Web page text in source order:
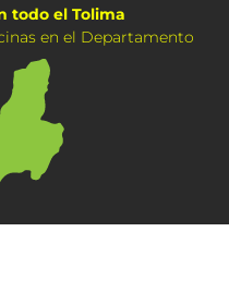
todo el Tolima
en el Departamento